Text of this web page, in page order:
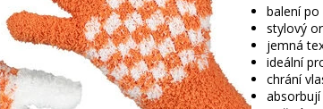
balení po
stylový
jemná
ideální
chrání